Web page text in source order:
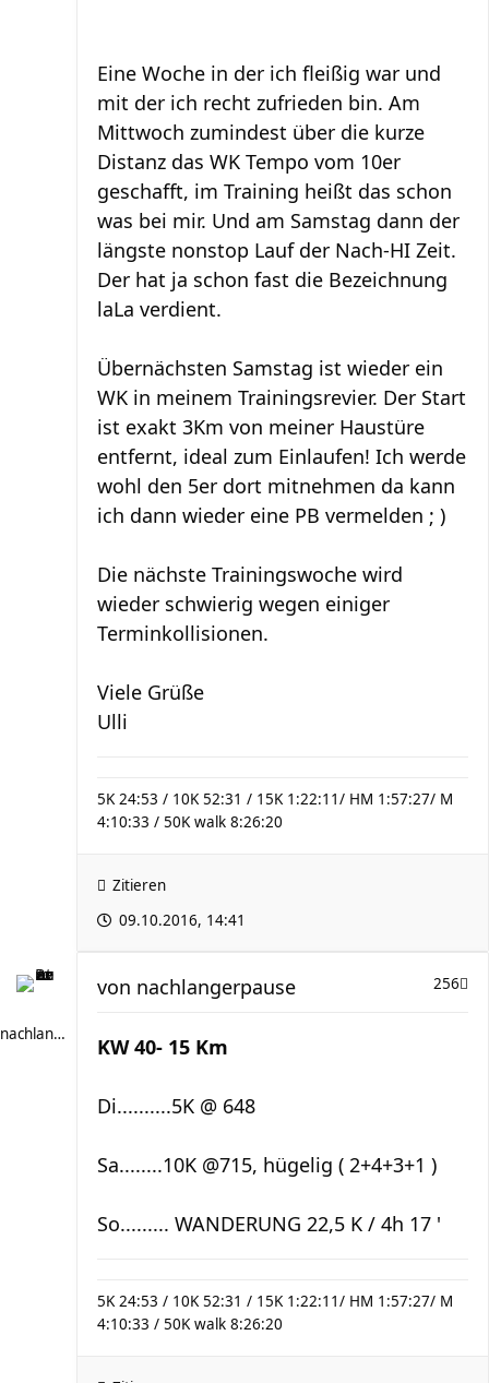
Eine Woche in der ich fleißig war und
mit der ich recht zufrieden bin. Am
Mittwoch zumindest über die kurze
Distanz das WK Tempo vom 10er
geschafft, im Training heißt das schon
was bei mir. Und am Samstag dann der
längste nonstop Lauf der Nach-HI Zeit.
Der hat ja schon fast die Bezeichnung
laLa verdient.
Übernächsten Samstag ist wieder ein
WK in meinem Trainingsrevier. Der Start
ist exakt 3Km von meiner Haustüre
entfernt, ideal zum Einlaufen! Ich werde
wohl den 5er dort mitnehmen da kann
ich dann wieder eine PB vermelden ; )
Die nächste Trainingswoche wird
wieder schwierig wegen einiger
Terminkollisionen.
Viele Grüße
Ulli
5K 24:53 / 10K 52:31 / 15K 1:22:11/ HM 1:57:27/ M
4:10:33 / 50K walk 8:26:20
Zitieren
09.10.2016, 14:41
nachlangerpause
256
von nachlangerpause
KW 40- 15 Km
Di..........5K @ 648
Sa........10K @715, hügelig ( 2+4+3+1 )
So......... WANDERUNG 22,5 K / 4h 17 '
5K 24:53 / 10K 52:31 / 15K 1:22:11/ HM 1:57:27/ M
4:10:33 / 50K walk 8:26:20